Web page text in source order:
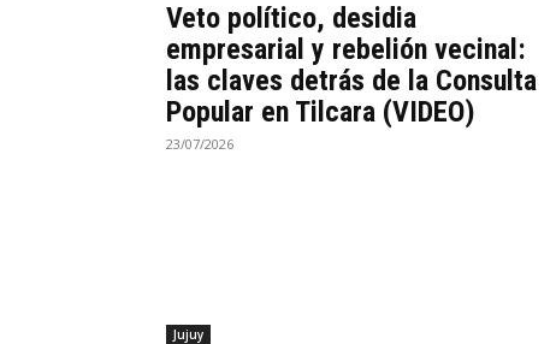
Veto político, desidia
empresarial y rebelión vecinal:
las claves detrás de la Consulta
Popular en Tilcara (VIDEO)
23/07/2026
Jujuy